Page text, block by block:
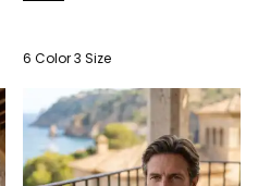
6 Color 3 Size